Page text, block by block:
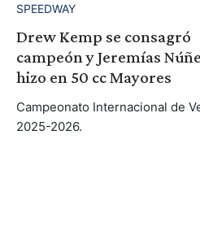
SPEEDWAY
Drew Kemp se consagró
campeón y Jeremías
hizo en 50 cc Mayores
Campeonato Internacional de
2025-2026.